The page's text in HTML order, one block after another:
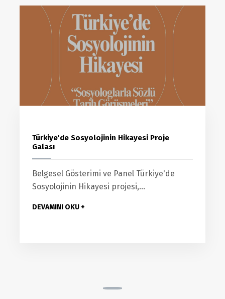
Türkiye'de Sosyolojinin Hikayesi Proje
Galası
Belgesel Gösterimi ve Panel Türkiye'de
Sosyolojinin Hikayesi projesi,...
DEVAMINI OKU +